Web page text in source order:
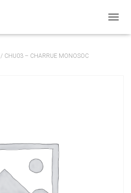
/ CHU03 – CHARRUE MONOSOC